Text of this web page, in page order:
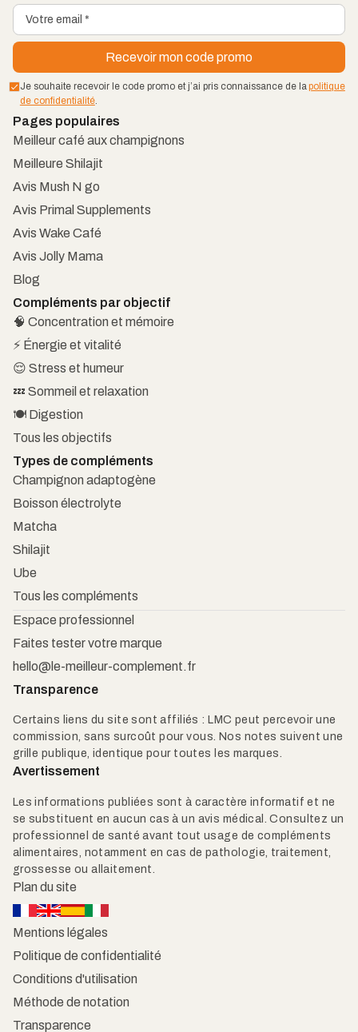
Je souhaite recevoir le code promo et j’ai pris connaissance de la politique
de confidentialité.
Pages populaires
Meilleur café aux champignons
Meilleure Shilajit
Avis Mush N go
Avis Primal Supplements
Avis Wake Café
Avis Jolly Mama
Blog
Compléments par objectif
🧠 Concentration et mémoire
⚡ Énergie et vitalité
😌 Stress et humeur
💤 Sommeil et relaxation
🍽️ Digestion
Tous les objectifs
Types de compléments
Champignon adaptogène
Boisson électrolyte
Matcha
Shilajit
Ube
Tous les compléments
Espace professionnel
Faites tester votre marque
hello@le-meilleur-complement.fr
Transparence
Certains liens du site sont affiliés : LMC peut percevoir une
commission, sans surcoût pour vous. Nos notes suivent une
grille publique, identique pour toutes les marques.
Avertissement
Les informations publiées sont à caractère informatif et ne
se substituent en aucun cas à un avis médical. Consultez un
professionnel de santé avant tout usage de compléments
alimentaires, notamment en cas de pathologie, traitement,
grossesse ou allaitement.
Plan du site
Mentions légales
Politique de confidentialité
Conditions d'utilisation
Méthode de notation
Transparence